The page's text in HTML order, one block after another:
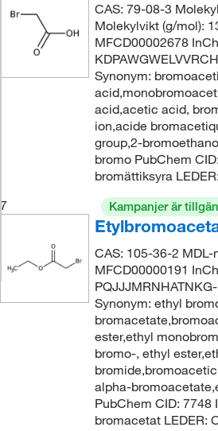
CAS: 79-08-3
Molekylvikt (g/mol):
MFCD00002678
Synonym:
acid,acetic acid,
ion,acide
group,2-
bromo PubChem
bromättiksyra
7
Kampanjer är
CAS: 105-36-2 MDL-
MFCD00000191
Synonym: ethyl
ester,ethyl
bromo-, ethyl
alpha-
PubChem CID: 7748
bromacetat LEDER: